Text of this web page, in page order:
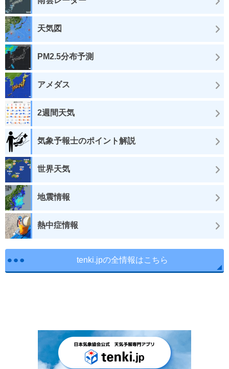
天気図
PM2.5分布予測
アメダス
2週間天気
気象予報士のポイント解説
世界天気
地震情報
熱中症情報
tenki.jpの全情報はこちら